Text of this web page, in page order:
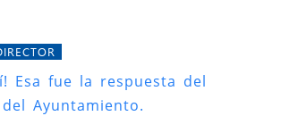
Esa fue la respuesta del
Ayuntamiento.